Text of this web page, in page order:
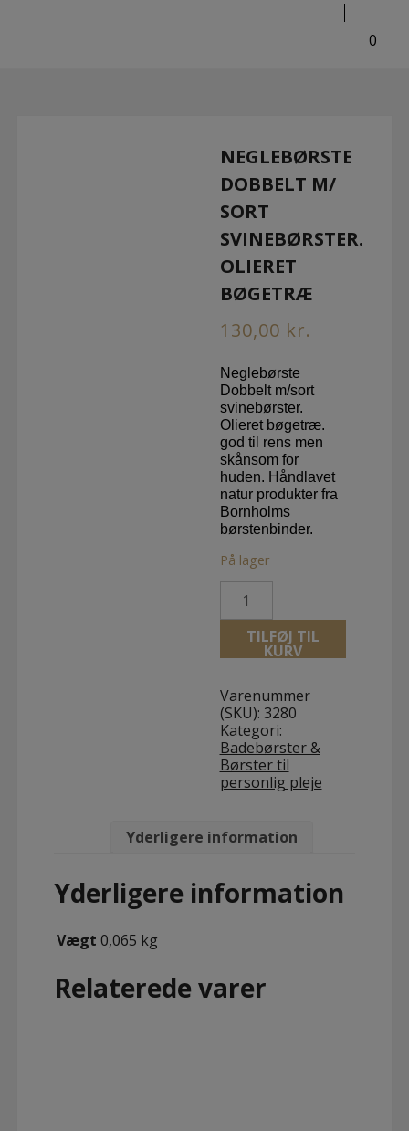
0
NEGLEBØRSTE
DOBBELT M/
SORT
SVINEBØRSTER.
OLIERET
BØGETRÆ
130,00 kr.
Neglebørste
Dobbelt m/sort
svinebørster.
Olieret bøgetræ.
god til rens men
skånsom for
huden. Håndlavet
natur produkter fra
Bornholms
børstenbinder.
På lager
Dobbelt
m/
svinebørster.
bøgetræ
antal
TILFØJ TIL
KURV
Varenummer
(SKU): 3280
Kategori:
Badebørster &
Børster til
personlig pleje
Yderligere information
Yderligere information
Vægt 0,065 kg
Relaterede varer